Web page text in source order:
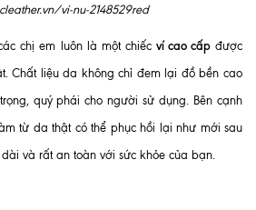
vi-nu-2148529red
chị em luôn là một chiếc ví cao cấpđược
Chất liệu da không chỉ đem lại đồ bền cao
quý phái cho người sử dụng. Bên cạnh
từ da thật có thể phục hồi lại như mới sau
và rất an toàn với sức khỏe của bạn.